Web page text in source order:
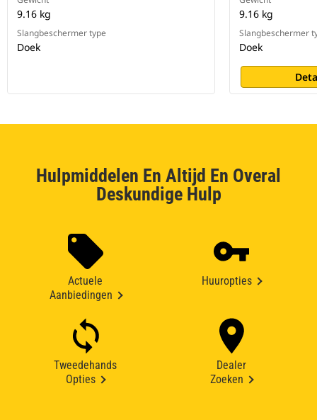
9.16 kg
Slangbeschermer type
Doek
9.16 kg
Slangbeschermer
Doek
Hulpmiddelen En Altijd En Overal
Deskundige Hulp
Actuele
Aanbiedingen
Huuropties
Tweedehands
Opties
Dealer
Zoeken